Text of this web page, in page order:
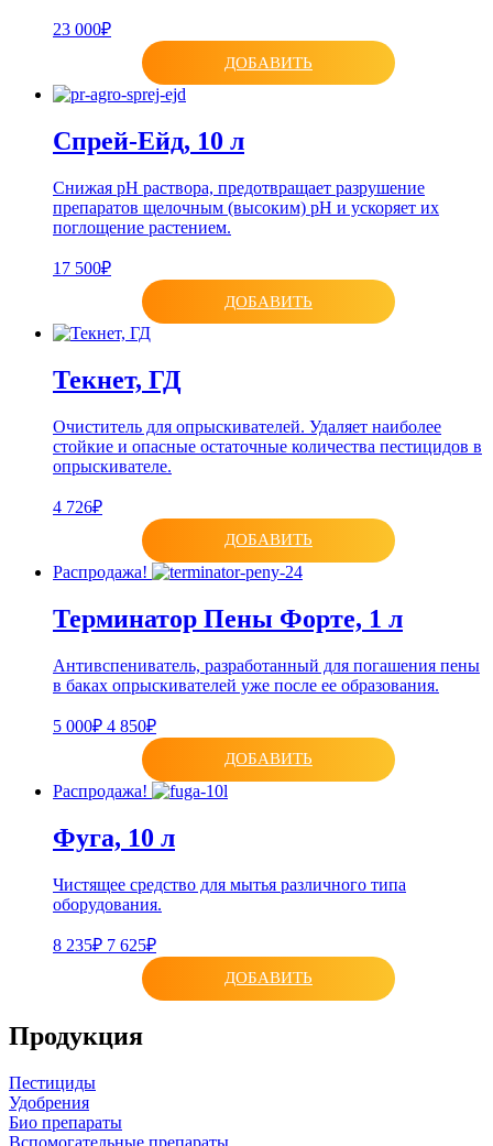
23 000₽
ДОБАВИТЬ
Спрей-Ейд, 10 л
Снижая рН раствора, предотвращает разрушение
препаратов щелочным (высоким) рН и ускоряет их
поглощение растением.
17 500₽
ДОБАВИТЬ
Текнет, ГД
Очиститель для опрыскивателей. Удаляет наиболее
стойкие и опасные остаточные количества пестицидов в
опрыскивателе.
4 726₽
ДОБАВИТЬ
Распродажа!
Терминатор Пены Форте, 1 л
Антивспениватель, разработанный для погашения пены
в баках опрыскивателей уже после ее образования.
5 000₽ 4 850₽
ДОБАВИТЬ
Распродажа!
Фуга, 10 л
Чистящее средство для мытья различного типа
оборудования.
8 235₽ 7 625₽
ДОБАВИТЬ
Продукция
Пестициды
Удобрения
Био препараты